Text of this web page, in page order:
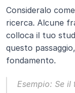
Consideralo
ricerca. Alcune
colloca il tuo
questo
fondamento.
Esempio: Se il